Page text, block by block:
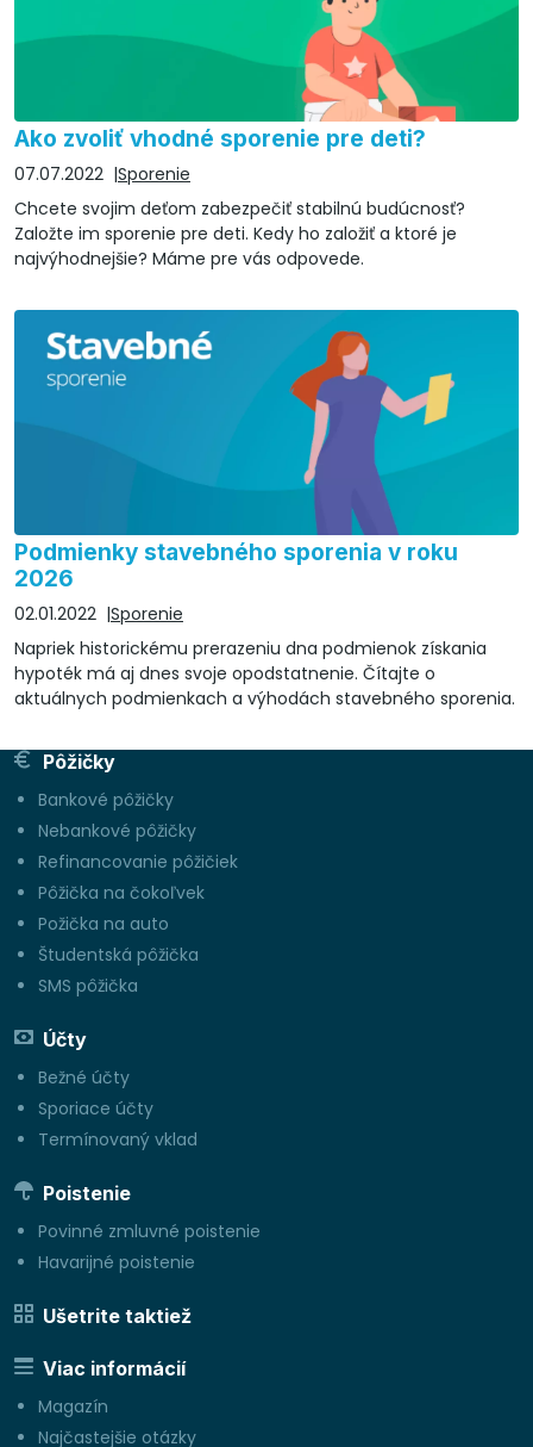
Ako zvoliť vhodné sporenie pre deti?
07.07.2022 Sporenie
Chcete svojim deťom zabezpečiť stabilnú budúcnosť?
Založte im sporenie pre deti. Kedy ho založiť a ktoré je
najvýhodnejšie? Máme pre vás odpovede.
Podmienky stavebného sporenia v roku
2026
02.01.2022 Sporenie
Napriek historickému prerazeniu dna podmienok získania
hypoték má aj dnes svoje opodstatnenie. Čítajte o
aktuálnych podmienkach a výhodách stavebného sporenia.
Pôžičky
Bankové pôžičky
Nebankové pôžičky
Refinancovanie pôžičiek
Pôžička na čokoľvek
Požička na auto
Študentská pôžička
SMS pôžička
Účty
Bežné účty
Sporiace účty
Termínovaný vklad
Poistenie
Povinné zmluvné poistenie
Havarijné poistenie
Ušetrite taktiež
Viac informácií
Magazín
Najčastejšie otázky